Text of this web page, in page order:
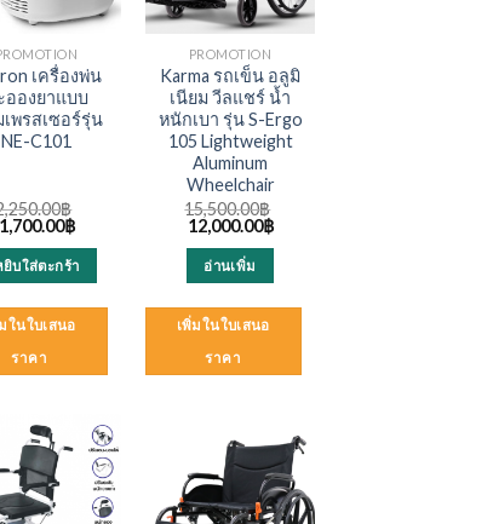
เครื่องพ่น
อองยาแบบ
พรสเซอร์รุ่น
NE-C101
฿
Original
price
฿.
1,700.00฿Current
is:
1,700.00฿.
ยิบใส่ตะกร้า
ในใบเสนอ
ราคา
PROMOTION
Karma รถเข็น อลูมิ
เนียม วีลแชร์ น้ำ
หนักเบา รุ่น S-Ergo
105 Lightweight
Aluminum
Wheelchair
15,500.00฿
Original
price
was:
15,500.00฿.
12,000.00฿Current
อ่านเพิ่ม
เพิ่มในใบเสนอ
ราคา